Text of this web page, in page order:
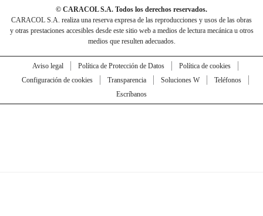
© CARACOL S.A. Todos los derechos reservados.
CARACOL S.A. realiza una reserva expresa de las reproducciones y usos de las obras
y otras prestaciones accesibles desde este sitio web a medios de lectura mecánica u otros
medios que resulten adecuados.
Aviso legal Política de Protección de Datos
Política de cookies
Configuración de cookies
Transparencia Soluciones W
Teléfonos
Escríbanos